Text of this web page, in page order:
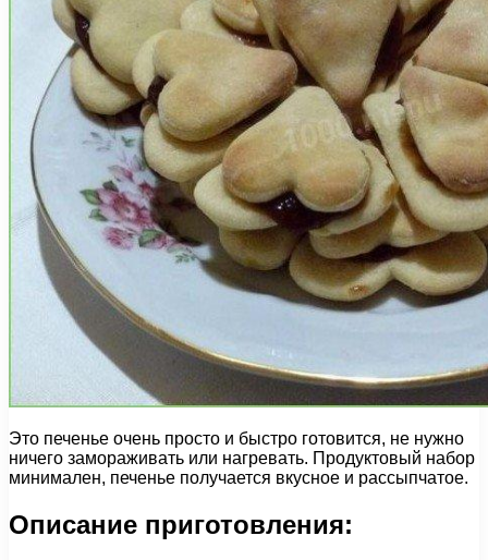
Это печенье очень просто и быстро готовится, не нужно
ничего замораживать или нагревать. Продуктовый набор
минимален, печенье получается вкусное и рассыпчатое.
Описание приготовления: